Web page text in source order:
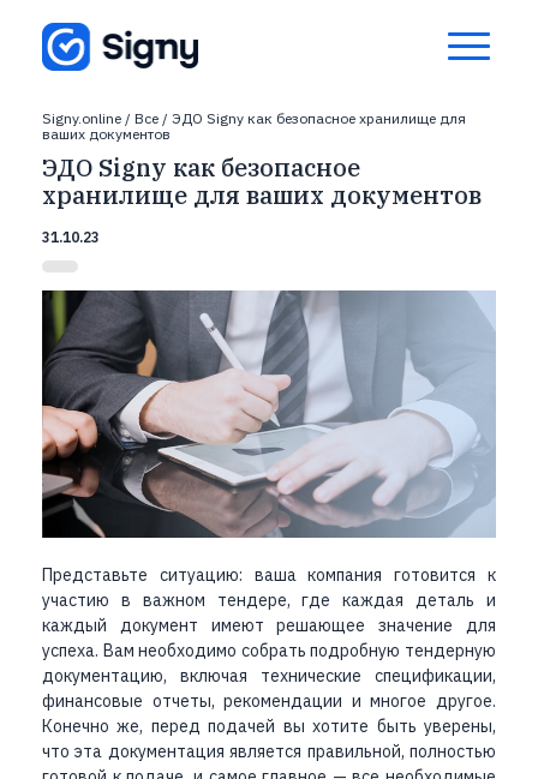
Signy.online / Все / ЭДО Signy как безопасное хранилище для
ваших документов
ЭДО Signy как безопасное
хранилище для ваших документов
31.10.23
Представьте ситуацию: ваша компания готовится к
участию в важном тендере, где каждая деталь и
каждый документ имеют решающее значение для
успеха. Вам необходимо собрать подробную тендерную
документацию, включая технические спецификации,
финансовые отчеты, рекомендации и многое другое.
Конечно же, перед подачей вы хотите быть уверены,
что эта документация является правильной, полностью